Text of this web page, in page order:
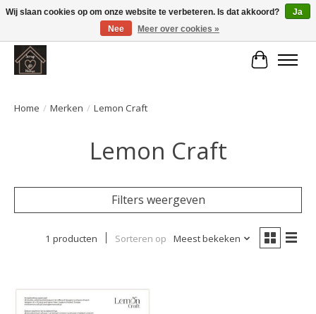
Large selection of products and fast shipping!
Home / Merken / Lemon Craft
Lemon Craft
Filters weergeven
1 producten Sorteren op Meest bekeken
Wij slaan cookies op om onze website te verbeteren. Is dat akkoord?
Ja
Nee
Meer over cookies »